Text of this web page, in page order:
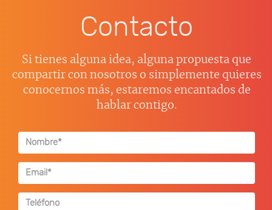
Contacto
Si tienes alguna idea, alguna propuesta que
compartir con nosotros o simplemente quieres
conocernos más, estaremos encantados de
hablar contigo.